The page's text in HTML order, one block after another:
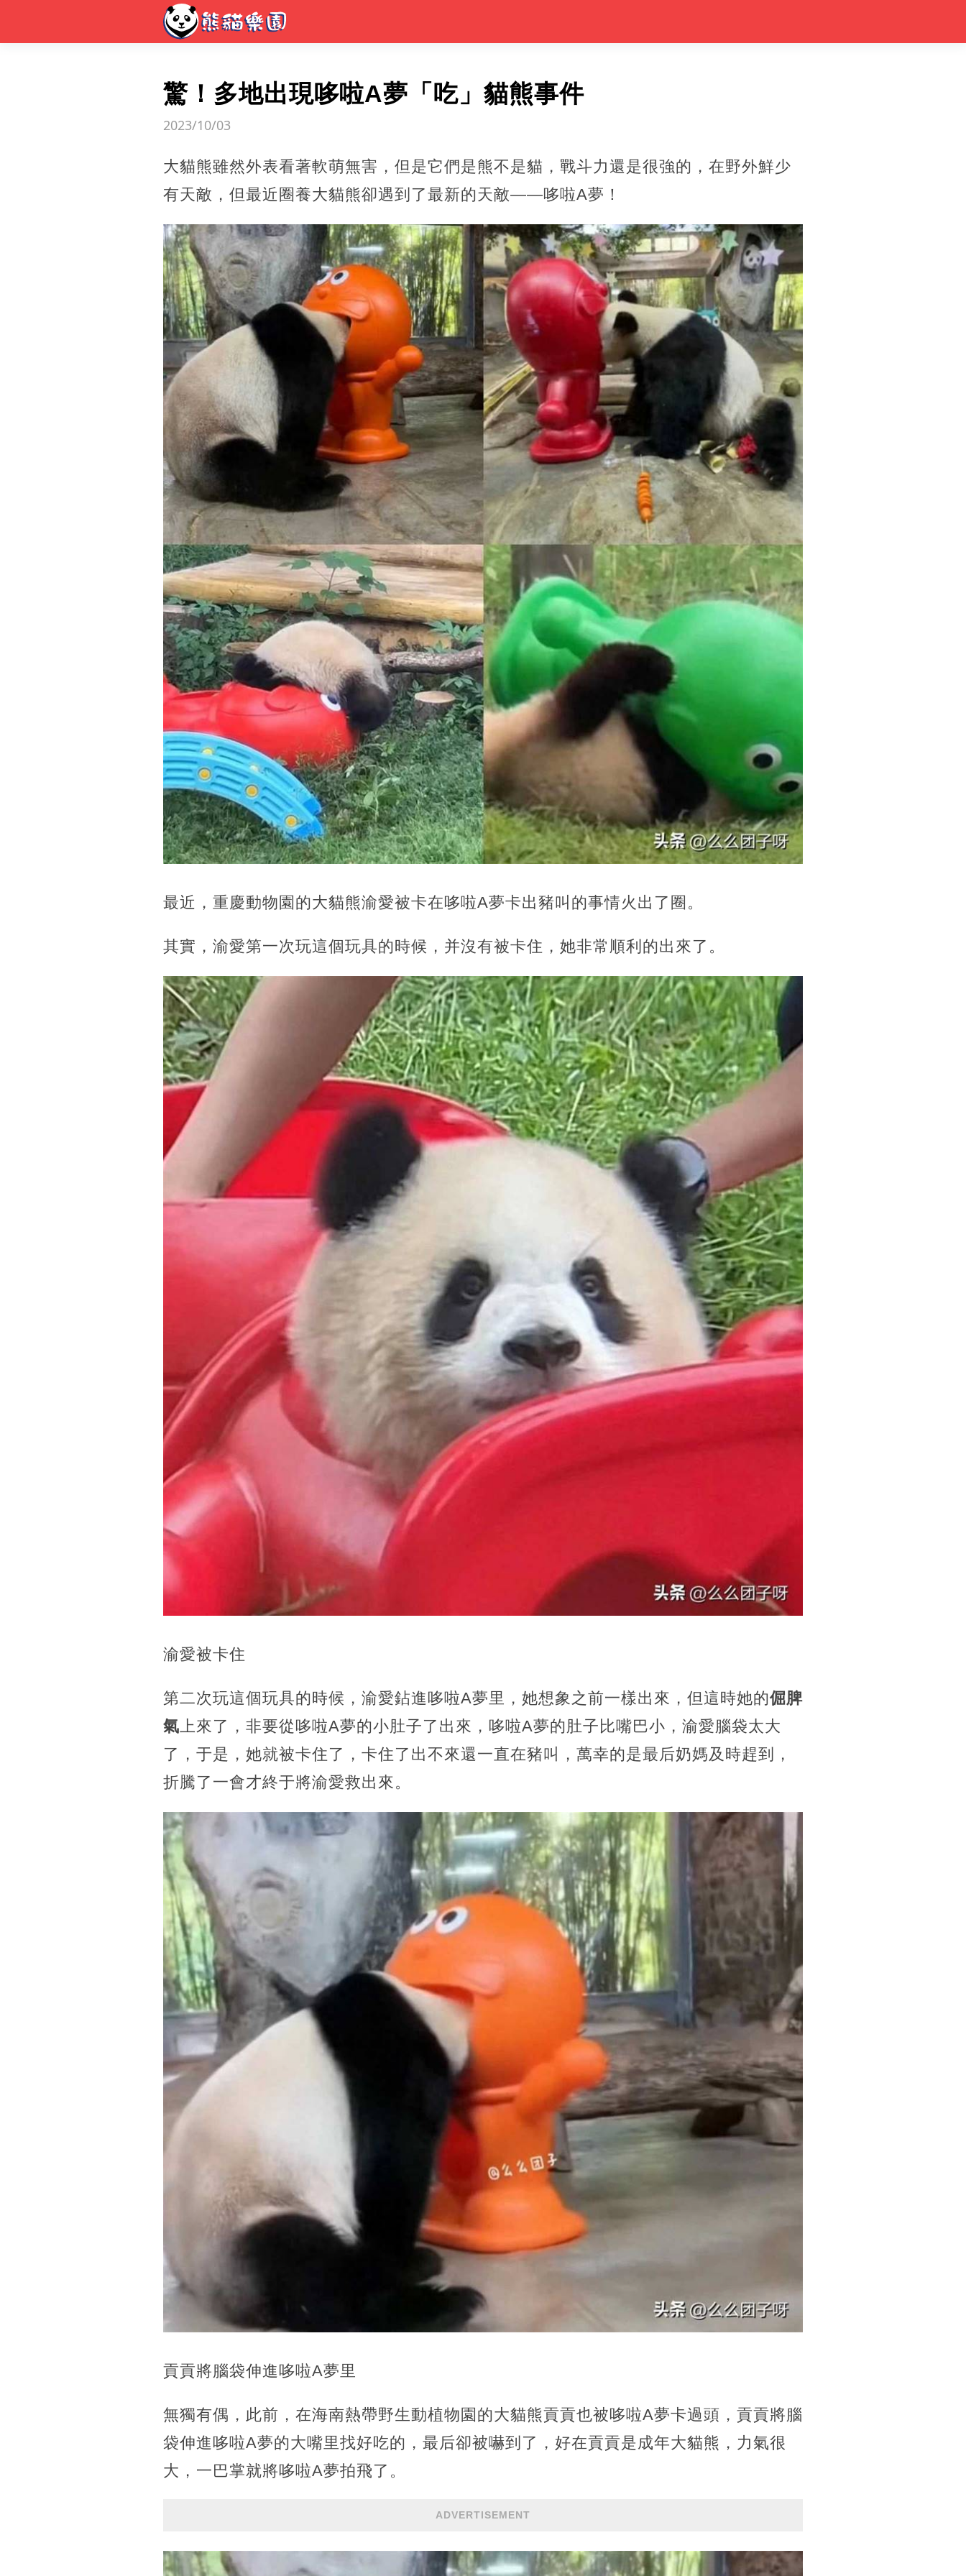
驚！多地出現哆啦A夢「吃」貓熊事件
2023/10/03
大貓熊雖然外表看著軟萌無害，但是它們是熊不是貓，戰斗力還是很強的，在野外鮮少
有天敵，但最近圈養大貓熊卻遇到了最新的天敵——哆啦A夢！
最近，重慶動物園的大貓熊渝愛被卡在哆啦A夢卡出豬叫的事情火出了圈。
其實，渝愛第一次玩這個玩具的時候，并沒有被卡住，她非常順利的出來了。
渝愛被卡住
第二次玩這個玩具的時候，渝愛鉆進哆啦A夢里，她想象之前一樣出來，但這時她的倔脾
氣上來了，非要從哆啦A夢的小肚子了出來，哆啦A夢的肚子比嘴巴小，渝愛腦袋太大
了，于是，她就被卡住了，卡住了出不來還一直在豬叫，萬幸的是最后奶媽及時趕到，
折騰了一會才終于將渝愛救出來。
貢貢將腦袋伸進哆啦A夢里
無獨有偶，此前，在海南熱帶野生動植物園的大貓熊貢貢也被哆啦A夢卡過頭，貢貢將腦
袋伸進哆啦A夢的大嘴里找好吃的，最后卻被嚇到了，好在貢貢是成年大貓熊，力氣很
大，一巴掌就將哆啦A夢拍飛了。
ADVERTISEMENT